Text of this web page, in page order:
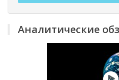
Аналитические